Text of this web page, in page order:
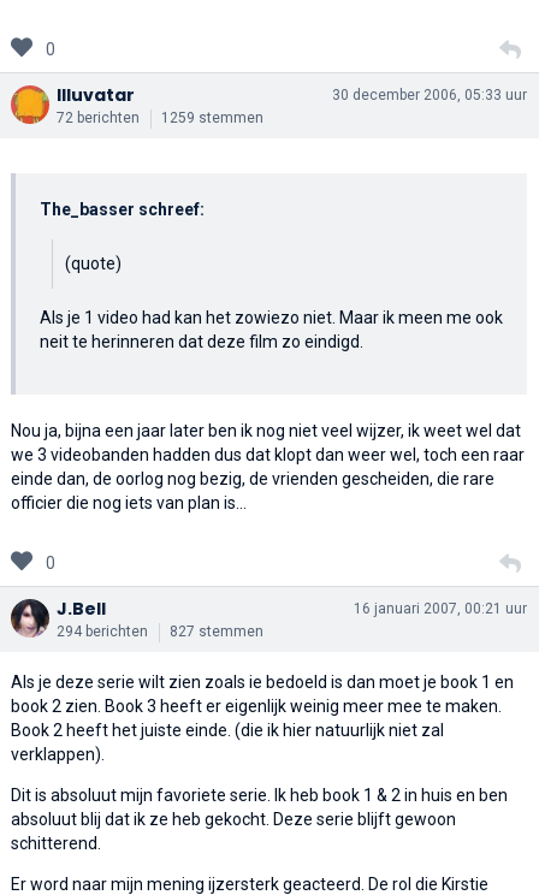
0
Illuvatar
72 berichten 1259 stemmen
30 december 2006, 05:33 uur
The_basser schreef:
(quote)
Als je 1 video had kan het zowiezo niet. Maar ik meen me ook
neit te herinneren dat deze film zo eindigd.
Nou ja, bijna een jaar later ben ik nog niet veel wijzer, ik weet wel dat
we 3 videobanden hadden dus dat klopt dan weer wel, toch een raar
einde dan, de oorlog nog bezig, de vrienden gescheiden, die rare
officier die nog iets van plan is...
0
J.Bell
294 berichten 827 stemmen
16 januari 2007, 00:21 uur
Als je deze serie wilt zien zoals ie bedoeld is dan moet je book 1 en
book 2 zien. Book 3 heeft er eigenlijk weinig meer mee te maken.
Book 2 heeft het juiste einde. (die ik hier natuurlijk niet zal
verklappen).
Dit is absoluut mijn favoriete serie. Ik heb book 1 & 2 in huis en ben
absoluut blij dat ik ze heb gekocht. Deze serie blijft gewoon
schitterend.
Er word naar mijn mening ijzersterk geacteerd. De rol die Kirstie